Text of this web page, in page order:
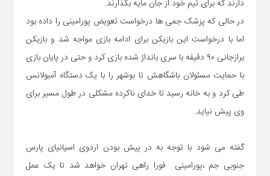
دارند که برای تیم خود از جان مایه بگذارند.
در حالی که پزشک جمی ها درخواست تعویض پورامینی را داده بود
اما با درخواست این بازیکن برای ادامه بازی مواجه شد و بازیکن
برازجانی ۹۰ دقیقه با سری بانداژ شده بازی کرد و حتی در پایان بازی
با حمایت مسئولان باشگاهش تا بوشهر را با یک دستگاه آمبولانس
طی کرد و به خانه رسید تا خدای ناکرده مشکلی در طول مسیر برای
وی پیش نیاید.
گفته می شود با توجه به در پیش بودن اردوی اسپانیای پارس
جنوبی جم ،پورامینی فورا راهی تهران خواهد شد تا یک عمل